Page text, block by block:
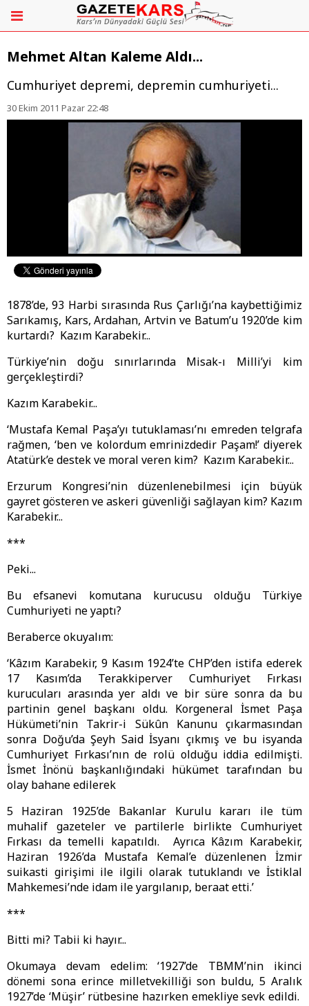
Mehmet Altan Kaleme Aldı...
Cumhuriyet depremi, depremin cumhuriyeti...
30 Ekim 2011 Pazar 22:48
1878’de, 93 Harbi sırasında Rus Çarlığı’na kaybettiğimiz
Sarıkamış, Kars, Ardahan, Artvin ve Batum’u 1920’de kim
kurtardı? Kazım Karabekir...
Türkiye’nin doğu sınırlarında Misak-ı Milli’yi kim
gerçekleştirdi?
Kazım Karabekir...
‘Mustafa Kemal Paşa’yı tutuklaması’nı emreden telgrafa
rağmen, ‘ben ve kolordum emrinizdedir Paşam!’ diyerek
Atatürk’e destek ve moral veren kim? Kazım Karabekir...
Erzurum Kongresi’nin düzenlenebilmesi için büyük
gayret gösteren ve askeri güvenliği sağlayan kim? Kazım
Karabekir...
***
Peki...
Bu efsanevi komutana kurucusu olduğu Türkiye
Cumhuriyeti ne yaptı?
Beraberce okuyalım:
‘Kâzım Karabekir, 9 Kasım 1924’te CHP’den istifa ederek
17 Kasım’da Terakkiperver Cumhuriyet Fırkası
kurucuları arasında yer aldı ve bir süre sonra da bu
partinin genel başkanı oldu. Korgeneral İsmet Paşa
Hükümeti’nin Takrir-i Sükûn Kanunu çıkarmasından
sonra Doğu’da Şeyh Said İsyanı çıkmış ve bu isyanda
Cumhuriyet Fırkası’nın de rolü olduğu iddia edilmişti.
İsmet İnönü başkanlığındaki hükümet tarafından bu
olay bahane edilerek
5 Haziran 1925’de Bakanlar Kurulu kararı ile tüm
muhalif gazeteler ve partilerle birlikte Cumhuriyet
Fırkası da temelli kapatıldı. Ayrıca Kâzım Karabekir,
Haziran 1926’da Mustafa Kemal’e düzenlenen İzmir
suikasti girişimi ile ilgili olarak tutuklandı ve İstiklal
Mahkemesi’nde idam ile yargılanıp, beraat etti.’
***
Bitti mi? Tabii ki hayır...
Okumaya devam edelim: ‘1927’de TBMM’nin ikinci
dönemi sona erince milletvekilliği son buldu, 5 Aralık
1927’de ‘Müşir’ rütbesine hazırken emekliye sevk edildi.